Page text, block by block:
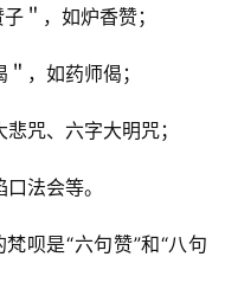
＂，如炉香赞；
，如药师偈；
咒、六字大明咒；
法会等。
呗是“六句赞”和“八句